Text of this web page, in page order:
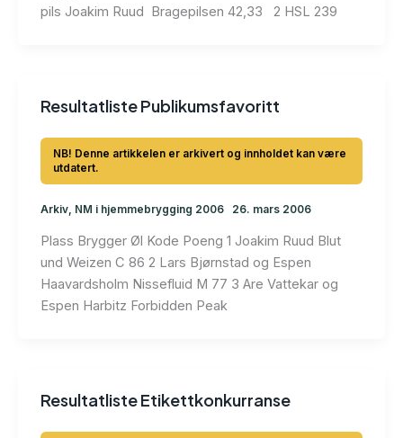
pils Joakim Ruud Bragepilsen 42,33 2 HSL 239
Resultatliste Publikumsfavoritt
Arkiv, NM i hjemmebrygging 2006 26. mars 2006
Plass Brygger Øl Kode Poeng 1 Joakim Ruud Blut
und Weizen C 86 2 Lars Bjørnstad og Espen
Haavardsholm Nissefluid M 77 3 Are Vattekar og
Espen Harbitz Forbidden Peak
Resultatliste Etikettkonkurranse